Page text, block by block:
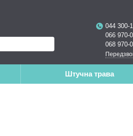
044 300-
066 970-
068 970-
Штучна трава